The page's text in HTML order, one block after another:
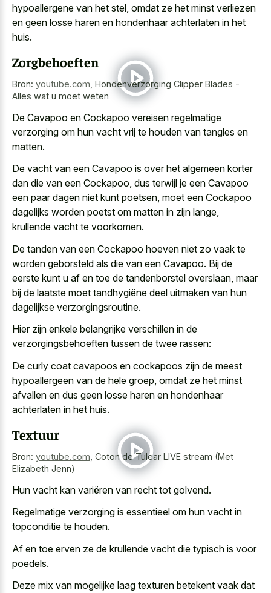
hypoallergene van het stel, omdat ze het minst verliezen
en geen losse haren en hondenhaar achterlaten in het
huis.
Zorgbehoeften
Bron: youtube.com Hondenverzorging Clipper Blades -
Alles wat u moet weten
De Cavapoo en Cockapoo vereisen regelmatige
verzorging om hun vacht vrij te houden van tangles en
matten.
De vacht van een Cavapoo is over het algemeen korter
dan die van een Cockapoo, dus terwijl je een Cavapoo
een paar dagen niet kunt poetsen, moet een Cockapoo
dagelijks worden poetst om matten in zijn lange,
krullende vacht te voorkomen.
De tanden van een Cockapoo hoeven niet zo vaak te
worden geborsteld als die van een Cavapoo. Bij de
eerste kunt u af en toe de tandenborstel overslaan, maar
bij de laatste moet tandhygiëne deel uitmaken van hun
dagelijkse verzorgingsroutine.
Hier zijn enkele belangrijke verschillen in de
verzorgingsbehoeften tussen de twee rassen:
De curly coat cavapoos en cockapoos zijn de meest
hypoallergeen van de hele groep , omdat ze het minst
afvallen en dus geen losse haren en hondenhaar
achterlaten in het huis.
Textuur
Bron: youtube.com Coton de Tulear LIVE stream (Met
Elizabeth Jenn)
Hun vacht kan variëren van recht tot golvend.
Regelmatige verzorging is essentieel om hun vacht in
topconditie te houden.
Af en toe erven ze de krullende vacht die typisch is voor
poedels.
Deze mix van mogelijke laag texturen betekent vaak dat